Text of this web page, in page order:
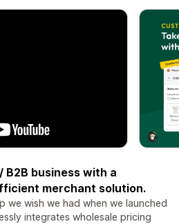
B2B business with a
merchant solution.
we wish we had when we launched
integrates wholesale pricing